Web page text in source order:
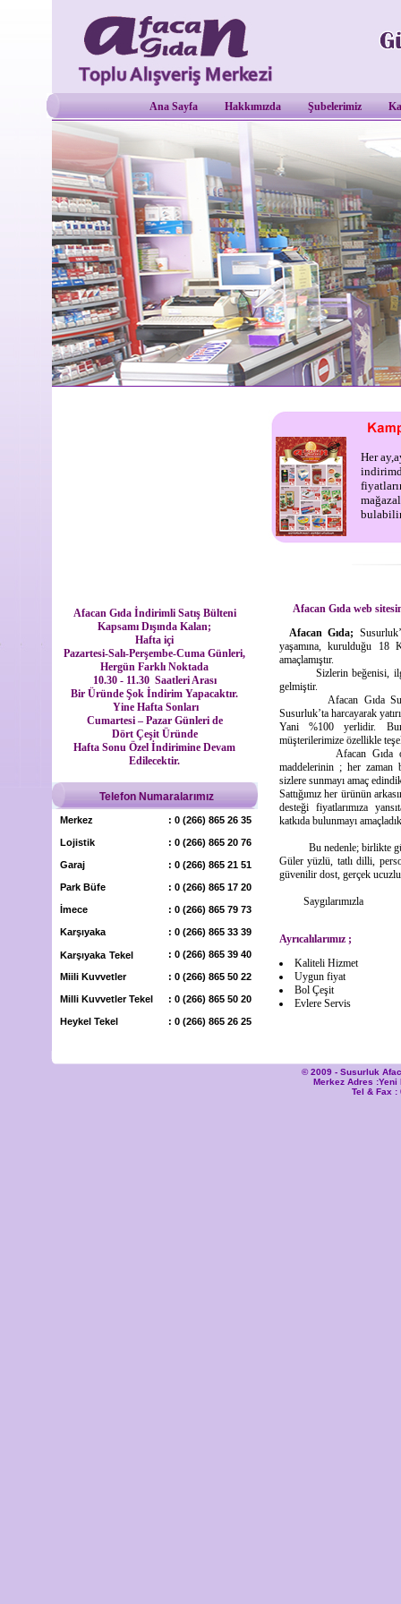
Ana Sayfa Hakkımızda Şubelerimiz
Afacan Gıda İndirimli Satış Bülteni
Kapsamı Dışında Kalan;
Hafta içi
Pazartesi-Salı-Perşembe-Cuma Günleri,
Hergün Farklı Noktada
10.30 - 11.30 Saatleri Arası
Bir Üründe Şok İndirim Yapacaktır.
Yine Hafta Sonları
Cumartesi – Pazar Günleri de
Dört Çeşit Üründe
Hafta Sonu Özel İndirimine Devam
Edilecektir.
Telefon Numaralarımız
Merkez : 0 (266) 865 26 35
Lojistik : 0 (266) 865 20 76
Garaj : 0 (266) 865 21 51
Park Büfe : 0 (266) 865 17 20
İmece : 0 (266) 865 79 73
Karşıyaka : 0 (266) 865 33 39
Karşıyaka Tekel : 0 (266) 865 39 40
Miili Kuvvetler : 0 (266) 865 50 22
Milli KuvvetlerTekel : 0 (266) 865 50 20
Heykel Tekel : 0 (266) 865 26 25
Her
Afacan Gıda web
Afacan Gıda;
yaşamına, kurulduğu 18
amaçlamıştır.
Sizlerin beğenisi, ilgi
gelmiştir.
Afacan Gıda
Susurluk’ta harcayarak
Yani %100 yerlidir.
müşterilerimize özellikle
Afacan Gıda olarak
maddelerinin ; her zaman
sizlere sunmayı amaç
Sattığımız her ürünün
desteği fiyatlarımıza
katkıda bulunmayı
Bu nedenle; birlikte
Güler yüzlü, tatlı dilli,
güvenilir dost, gerçek
Saygılarımızla
Ayrıcalılarımız ;
Kaliteli Hizmet
Uygun fiyat
Bol Çeşit
Evlere Servis
© 2009 - Susurluk
Merkez Adres :Yeni
Tel & Fax :